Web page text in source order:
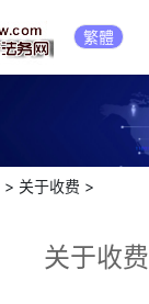
繁體
> 关于收费 >
关于收费